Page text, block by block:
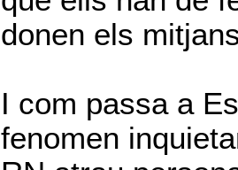
donen els
I com passa a
fenomen